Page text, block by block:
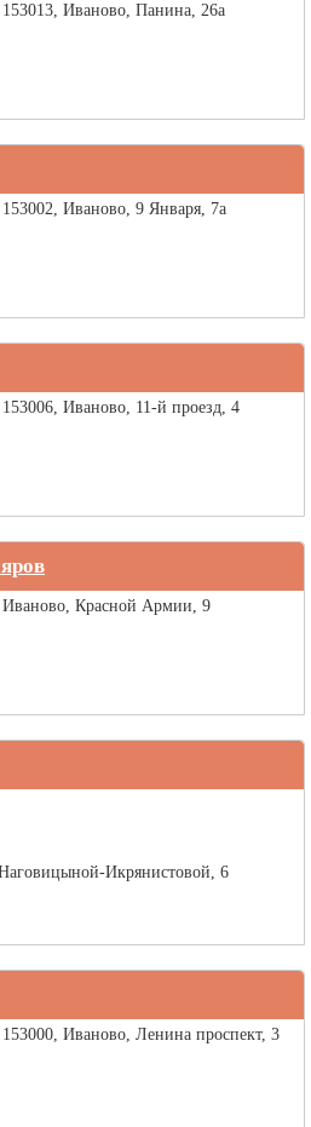
153013, Иваново, Панина, 26а
153002, Иваново, 9 Января, 7а
153006, Иваново, 11-й проезд, 4
Иваново, Красной Армии, 9
Икрянистовой, 6
153000, Иваново, Ленина проспект, 3